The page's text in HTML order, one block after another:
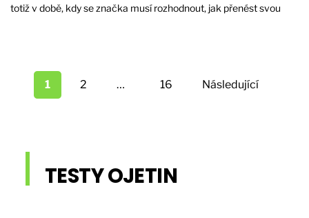
totiž v době, kdy se značka musí rozhodnout, jak přenést svou
příspěvků
1 2 … 16 Následující
TESTY OJETIN